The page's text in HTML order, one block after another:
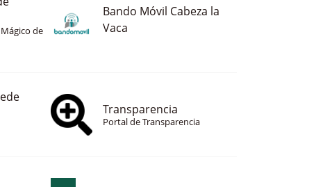
de
Bando Móvil Cabeza la
Vaca
Transparencia
Portal de Transparencia